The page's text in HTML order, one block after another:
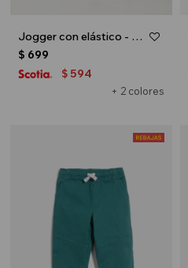
Jogger con elástico - Tostado
+ 2 colores
$ 699
$ 594